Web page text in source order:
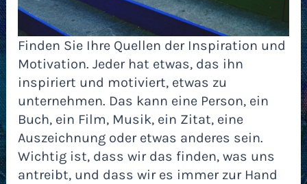
Finden Sie Ihre Quellen der Inspiration und
Motivation. Jeder hat etwas, das ihn
inspiriert und motiviert, etwas zu
unternehmen. Das kann eine Person, ein
Buch, ein Film, Musik, ein Zitat, eine
Auszeichnung oder etwas anderes sein.
Wichtig ist, dass wir das finden, was uns
antreibt, und dass wir es immer zur Hand